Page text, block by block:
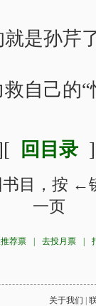
是孙芹
自己的“
回目录
书目，按
一页
荐票 去投月票
关于我们